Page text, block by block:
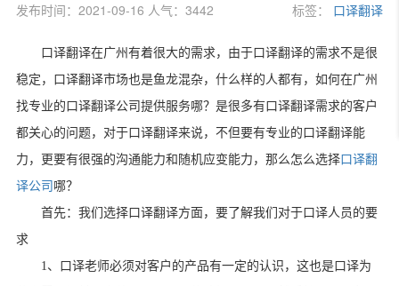
发布时间：2021-09-16 人气：3442 标签： 口译翻译
口译翻译在广州有着很大的需求，由于口译翻译的需求不是很
稳定，口译翻译市场也是鱼龙混杂，什么样的人都有，如何在广州
找专业的口译翻译公司提供服务哪？是很多有口译翻译需求的客户
都关心的问题，对于口译翻译来说，不但要有专业的口译翻译能
力，更要有很强的沟通能力和随机应变能力，那么怎么选择口译翻
译公司 哪？
首先：我们选择口译翻译方面，要了解我们对于口译人员的要
求
1、口译老师必须对客户的产品有一定的认识，这也是口译为